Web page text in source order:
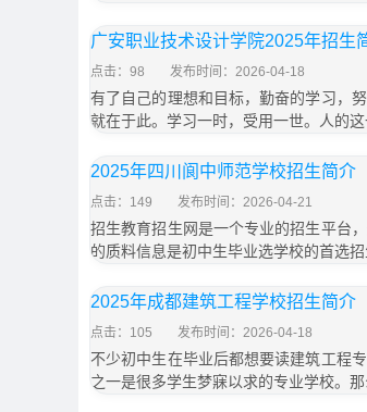
广安职业技术设计学院2025年招生
点击：98 发布时间：2026-04-18
有了自己的理想和目标，勤奋的学习，
就在于此。学习一时，受用一世。人的
2025年四川阆中师范学校招生简介
点击：149 发布时间：2026-04-21
招生教育招生网是一个专业的招生平台
的质料信息是初中生毕业选学校的首选
2025年成都建筑工程学校招生简介
点击：105 发布时间：2026-04-18
不少初中生在毕业后都想要读建筑工程
之一是很多学生梦寐以求的专业学校。